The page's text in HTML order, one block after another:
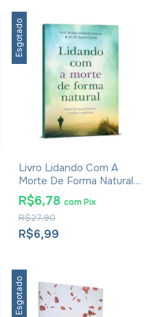
Esgotado
Livro Lidando Com A
Morte De Forma Natural -
Prof. Moisés Alves Dos
Santos E Pr. Eli Bento
Corrêa
R$6,99
R$27,90
R$6,78 com Pix
Esgotado